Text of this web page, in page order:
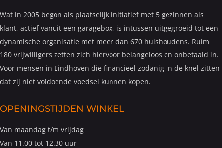
Wat in 2005 begon als plaatselijk initiatief met 5 gezinnen als
klant, actief vanuit een garagebox, is intussen uitgegroeid tot een
dynamische organisatie met meer dan 670 huishoudens. Ruim
180 vrijwilligers zetten zich hiervoor belangeloos en onbetaald in.
Voor mensen in Eindhoven die financieel zodanig in de knel zitten
dat zij niet voldoende voedsel kunnen kopen.
OPENINGSTIJDEN WINKEL
Van maandag t/m vrijdag
Van 11.00 tot 12.30 uur